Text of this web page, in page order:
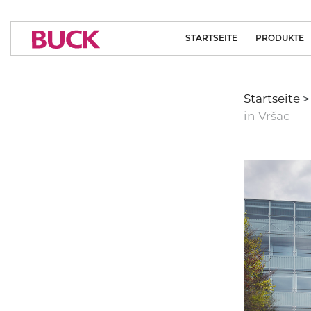
STARTSEITE PRODUKTE
SPORT
Startseite >
in Vršac